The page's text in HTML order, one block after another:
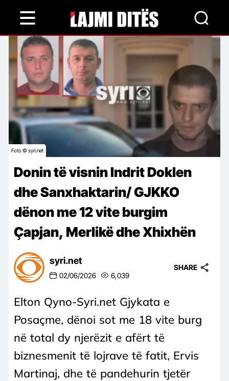
content
Foto © syri.net
Donin të visnin Indrit Doklen
dhe Sanxhaktarin/ GJKKO
dënon me 12 vite burgim
Çapjan, Merlikë dhe Xhixhën
syri.net
02/06/2026 6,039
SHARE
Elton Qyno-Syri.net Gjykata e
Posaçme, dënoi sot me 18 vite burg
në total dy njerëzit e afërt të
biznesmenit të lojrave të fatit, Ervis
Martinaj, dhe të pandehurin tjetër